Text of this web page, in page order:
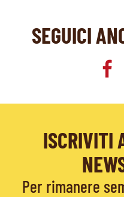
SEGUICI
ISCRIVITI
Per rimanere